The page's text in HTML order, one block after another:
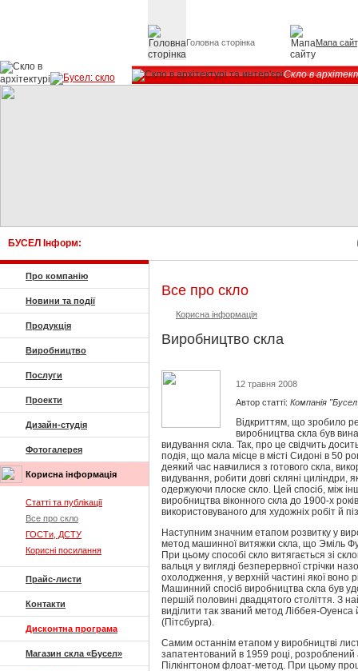
Головна сторінка Мапа
Скло в
БУСЕЛ Інформ:
Про компанію
Новини та події
Продукція
Виробництво
Послуги
Проекти
Дизайн-студія
Фотогалерея
Корисна інформація
Статті та публікації
Все про скло
ГОСТи, ДСТУ
Корисні посилання
Прайс-листи
Контакти
Дисконтна програма
Магазин скла «Бусел»
Все про скло
Корисна інформація
Виробництво скла
12 травня 2008
Автор статті: Компанія
Відкриттям, що зробило
виробництва скла був
видування скла. Так, про це свідчить
подія, що мала місце в місті Сидоні в 50
деякий час навчилися з готового скла,
видування, робити довгі скляні циліндри,
одержуючи плоске скло. Цей спосіб, між
виробництва віконного скла до 1900-х
використовуваного для художніх робіт й
Наступним значним етапом розвитку у
метод машинної витяжки скла, що Эміль
При цьому способі скло витягається зі
вальця у вигляді безперервної стрічки
охолодження, у верхній частині якої воно
Машинний спосіб виробництва скла був
першій половині двадцятого століття. З
виділити так званий метод Ліббея-Оуенса
(Пітсбурга).
Самим останнім етапом у виробництві
запатентований в 1959 році, розроблений
Пілкінгтоном флоат-метод. При цьому